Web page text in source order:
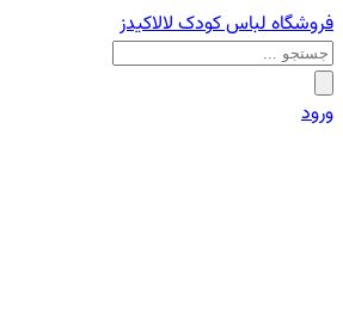
فروشگاه لباس کودک لالاکیدز
ورود